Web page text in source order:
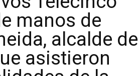
manos de
alcalde de
asistieron